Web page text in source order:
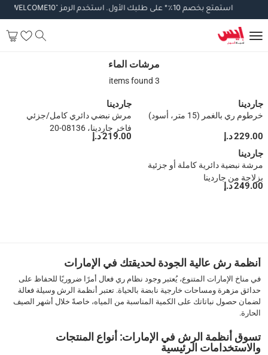
استمتع بخصم10 ٪* على طلبك الأول.استخدم الرمز"WELCOME10".
مرشات الماء
3 items found
جاردينا
خرطوم ري بالغمر (15 متر، أسود)
229.00 د.إ
جاردينا
مرش نبضي دائري كامل/جزئي
فاخر جاردينا، 08136-20
219.00 د.إ
جاردينا
مرشة نبضية دائرية كاملة أو جزئية
بزلاجة من جاردينا
249.00 د.إ
أنظمة رش عالية الجودة لحديقتك في الإمارات
في مناخ الإمارات المتنوع، يُعتبر وجود نظام ري فعال أمرًا ضروريًا للحفاظ على
حدائق مزهرة ومساحات خارجية نابضة بالحياة. تعتبر أنظمة الرش وسيلة فعالة
لضمان حصول نباتاتك على الكمية المناسبة من المياه، خاصةً خلال أشهر الصيف
الحارة.
تسوق أنظمة الرش في الإمارات: أنواع المنتجات
والاستخدامات الرئيسية